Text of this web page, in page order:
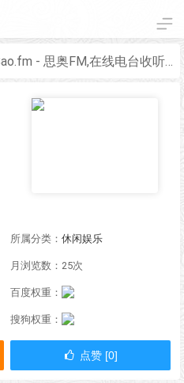
Sao.fm - 思奥FM,在线电台收听,在线听广播,网络收音机在线收听
所属分类： 休闲娱乐
月浏览数：25次
百度权重：
搜狗权重：
点赞 [0]